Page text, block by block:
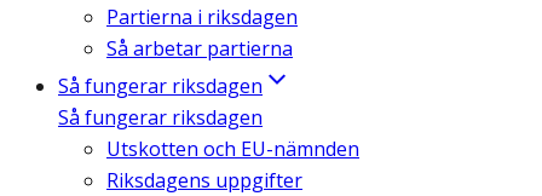
Partierna i riksdagen
Så arbetar partierna
Så fungerar riksdagen
Så fungerar riksdagen
Utskotten och EU-nämnden
Riksdagens uppgifter